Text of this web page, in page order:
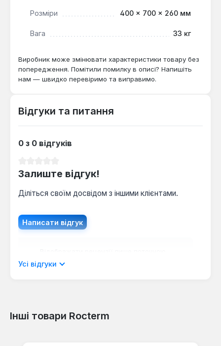
перший запуск та подальше сервісне
обслуговування обладнання повинні виконуватися
Розміри 400 × 700 × 260 мм
Вага 33 кг
Виробник може змінювати характеристики товару без
попередження. Помітили помилку в описі? Напишіть
нам — швидко перевіримо та виправимо.
Відгуки та питання
0 з 0 відгуків
Залиште відгук!
Діліться своїм досвідом з іншими клієнтами.
Написати відгук
мовою.
Відгуків не знайдено. Поділіться
Усі відгуки
Інші товари Rocterm